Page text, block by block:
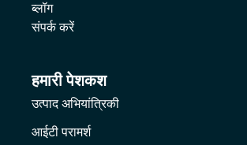
ब्लॉग
संपर्क करें
हमारी पेशकश
उत्पाद अभियांत्रिकी
आईटी परामर्श